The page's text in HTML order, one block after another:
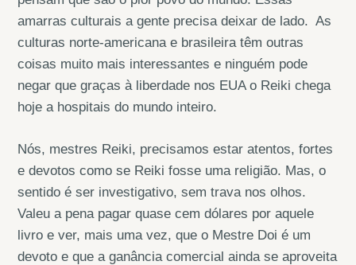
amarras culturais a gente precisa deixar de lado. As
culturas norte-americana e brasileira têm outras
coisas muito mais interessantes e ninguém pode
negar que graças à liberdade nos EUA o Reiki chega
hoje a hospitais do mundo inteiro.
Nós, mestres Reiki, precisamos estar atentos, fortes
e devotos como se Reiki fosse uma religião. Mas, o
sentido é ser investigativo, sem trava nos olhos.
Valeu a pena pagar quase cem dólares por aquele
livro e ver, mais uma vez, que o Mestre Doi é um
devoto e que a ganância comercial ainda se aproveita